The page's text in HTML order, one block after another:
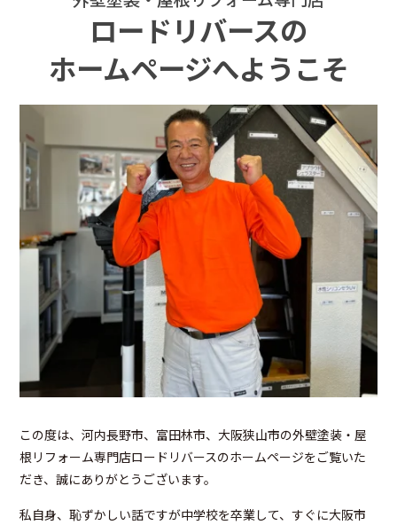
ロードリバースの
ホームページへようこそ
この度は、河内長野市、富田林市、大阪狭山市の外壁塗装・屋
根リフォーム専門店ロードリバースのホームページをご覧いた
だき、誠にありがとうございます。
私自身、恥ずかしい話ですが中学校を卒業して、すぐに大阪市